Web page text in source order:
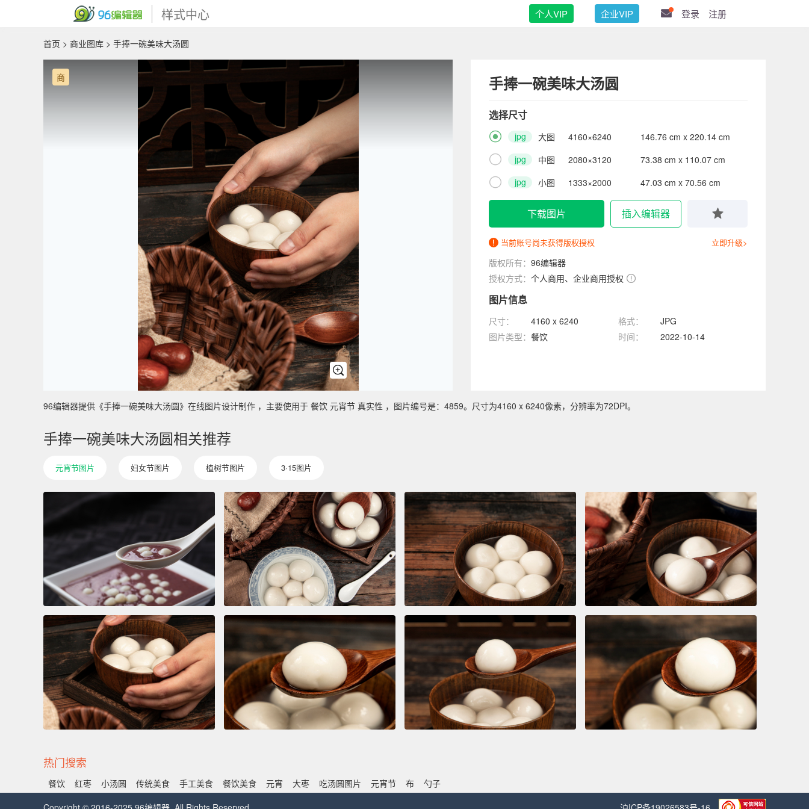
样式中心 个人VIP 企业VIP 登录 注册
首页 > 商业图库 > 手捧一碗美味大汤圆
商 手捧一碗美味大汤圆
选择尺寸
 jpg 大图 4160×6240 146.76 cm x 220.14 cm
 jpg 中图 2080×3120 73.38 cm x 110.07 cm
 jpg 小图 1333×2000 47.03 cm x 70.56 cm
下载图片 插入编辑器
当前账号尚未获得版权授权 立即升级>
版权所有： 96编辑器
授权方式： 个人商用、企业商用授权
图片信息
尺寸： 4160 x 6240 格式：
JPG
图片类型： 餐饮 时间： 2022-10-14
96编辑器提供《手捧一碗美味大汤圆》在线图片设计制作 ，主要使用于 餐饮 元宵节 真实性 ，图片编号是：4859。尺寸为4160 x 6240像素，分辨率为72DPI。
手捧一碗美味大汤圆相关推荐
元宵节图片 妇女节图片 植树节图片 3·15图片
热门搜索
餐饮 红枣 小汤圆 传统美食 手工美食 餐饮美食 元宵 大枣 吃汤圆图片 元宵节 布
勺子